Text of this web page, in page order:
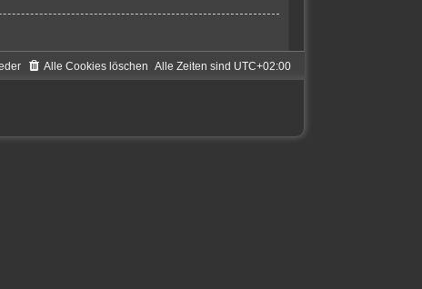
Alle Zeiten sind UTC+02:00
Alle Cookies löschen